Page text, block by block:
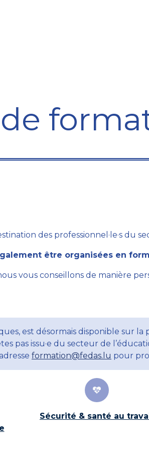
des professionnel·le·s du
être organisées en
vous conseillons de manière
est désormais disponible sur la
pas issu·e du secteur de
formation@fedas.lu pour
Sécurité & santé au